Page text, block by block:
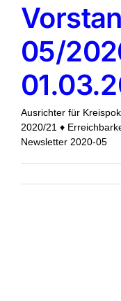
05/
Ausrichter für
2020/21 ♦
Newsletter 2020-05